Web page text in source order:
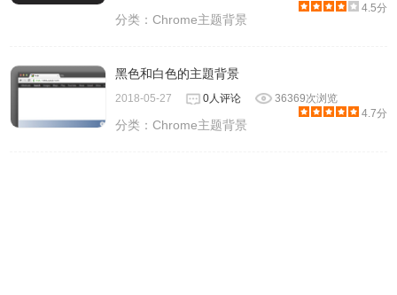
4.5分
分类：Chrome主题背景
黑色和白色的主題背景
2018-05-27 0人评论
36369次浏览
4.7分
分类：Chrome主题背景